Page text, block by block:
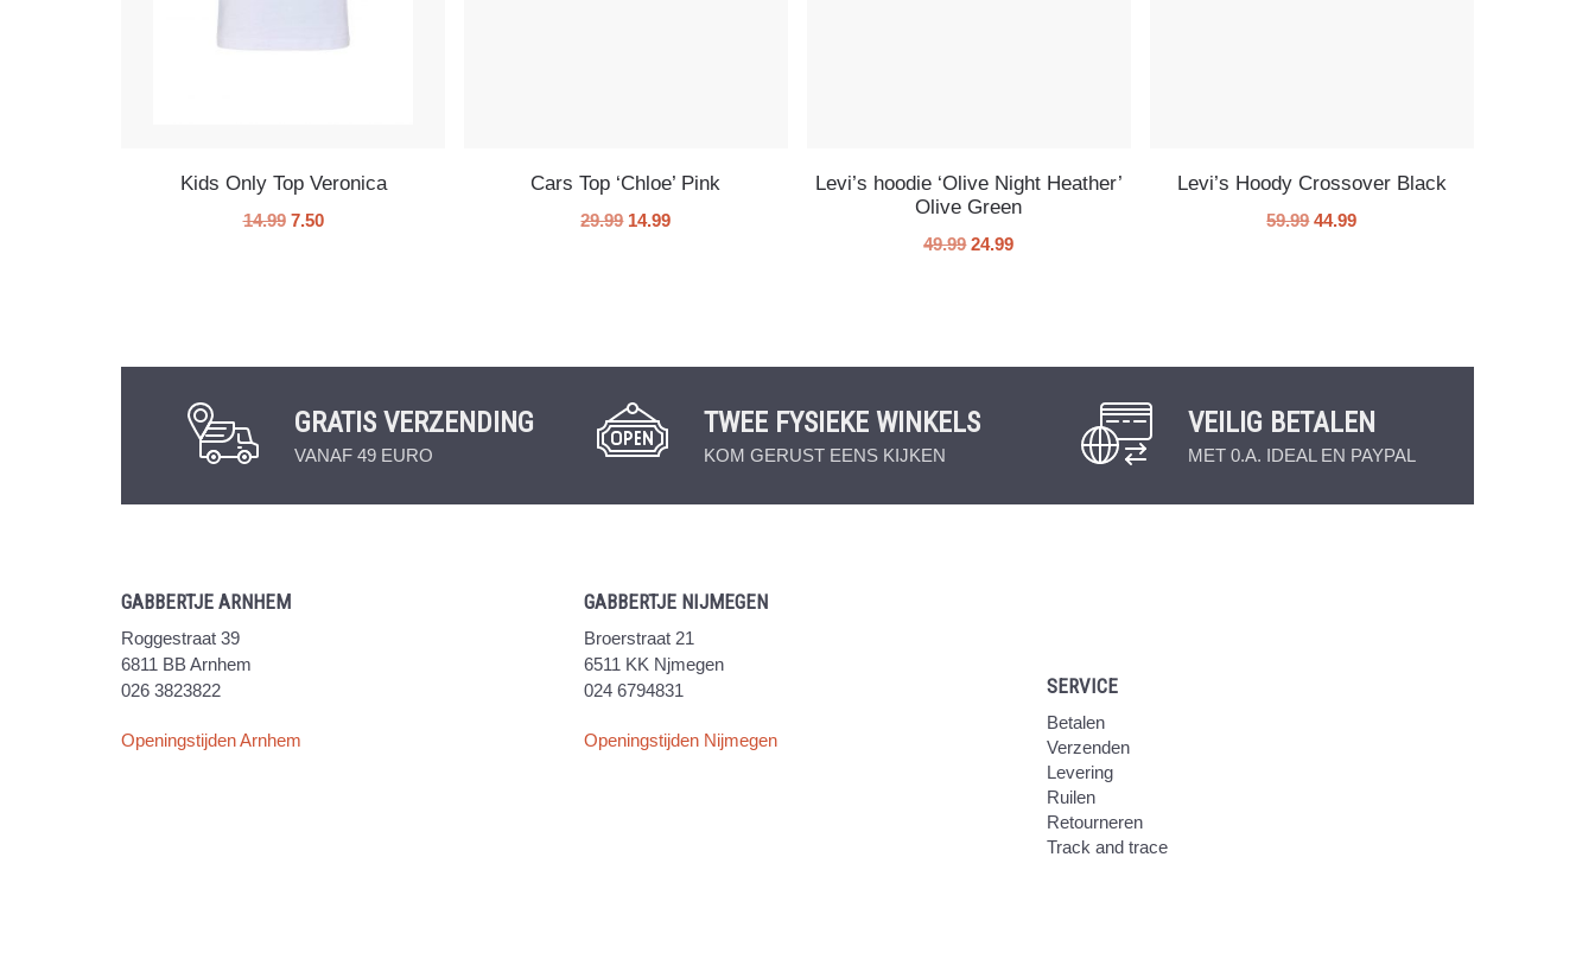
Kids Only Top Veronica
14.99 7.50
Cars Top ‘Chloe’ Pink
29.99 14.99
Levi’s hoodie ‘Olive Night Heather’
Olive Green
49.99 24.99
Levi’s Hoody Crossover Black
59.99 44.99
GRATIS VERZENDING
VANAF 49 EURO
TWEE FYSIEKE WINKELS
KOM GERUST EENS KIJKEN
VEILIG BETALEN
MET 0.A. IDEAL EN PAYPAL
GABBERTJE ARNHEM
Roggestraat 39
6811 BB Arnhem
026 3823822
Openingstijden Arnhem
GABBERTJE NIJMEGEN
Broerstraat 21
6511 KK Njmegen
024 6794831
Openingstijden Nijmegen
SERVICE
Betalen
Verzenden
Levering
Ruilen
Retourneren
Track and trace